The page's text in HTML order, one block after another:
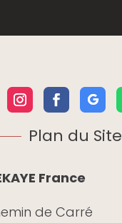
Plan du Site
France
de Carré